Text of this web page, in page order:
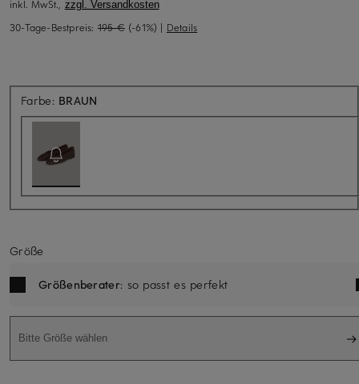
inkl. MwSt., zzgl. Versandkosten
30-Tage-Bestpreis: 195 € (-61%) | Details
Farbe: BRAUN
Größe
Größenberater: so passt es perfekt
Bitte Größe wählen